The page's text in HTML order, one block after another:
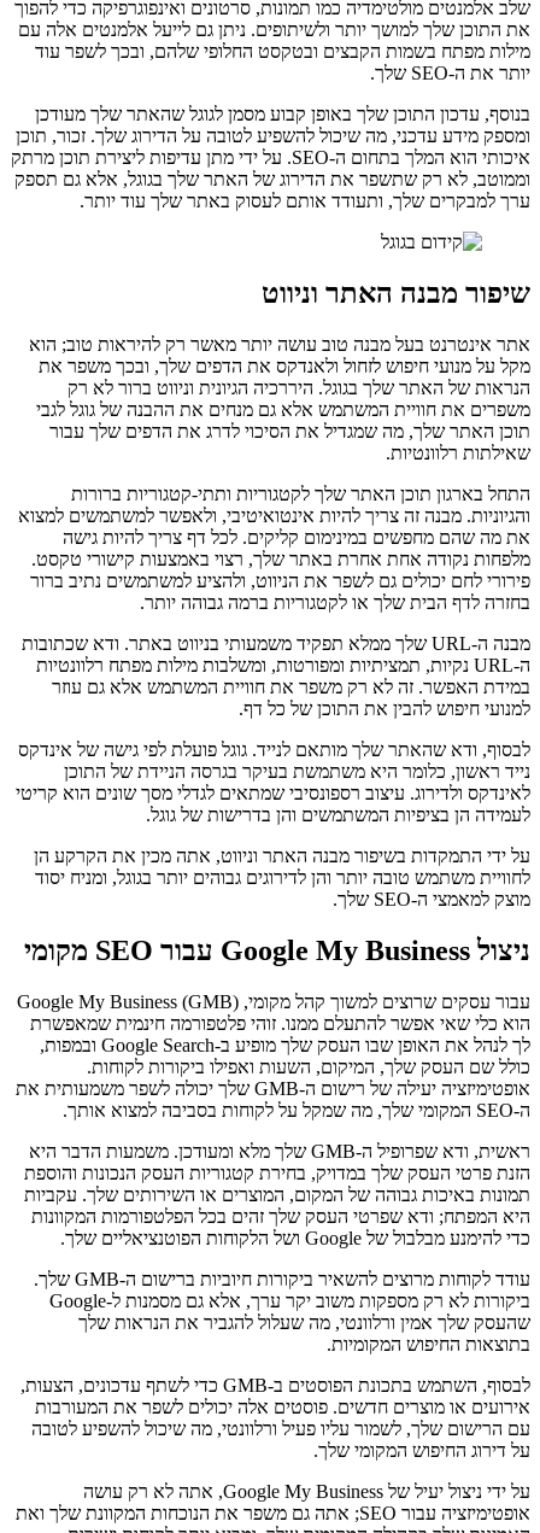
שלב אלמנטים מולטימדיה כמו תמונות, סרטונים ואינפוגרפיקה כדי להפוך
את התוכן שלך למושך יותר ולשיתופים. ניתן גם לייעל אלמנטים אלה עם
מילות מפתח בשמות הקבצים ובטקסט החלופי שלהם, ובכך לשפר עוד
יותר את ה-SEO שלך.
בנוסף, עדכון התוכן שלך באופן קבוע מסמן לגוגל שהאתר שלך מעודכן
ומספק מידע עדכני, מה שיכול להשפיע לטובה על הדירוג שלך. זכור, תוכן
איכותי הוא המלך בתחום ה-SEO. על ידי מתן עדיפות ליצירת תוכן מרתק
וממוטב, לא רק שתשפר את הדירוג של האתר שלך בגוגל, אלא גם תספק
ערך למבקרים שלך, ותעודד אותם לעסוק באתר שלך עוד יותר.
שיפור מבנה האתר וניווט
אתר אינטרנט בעל מבנה טוב עושה יותר מאשר רק להיראות טוב; הוא
מקל על מנועי חיפוש לזחול ולאנדקס את הדפים שלך, ובכך משפר את
הנראות של האתר שלך בגוגל. היררכיה הגיונית וניווט ברור לא רק
משפרים את חוויית המשתמש אלא גם מנחים את ההבנה של גוגל לגבי
תוכן האתר שלך, מה שמגדיל את הסיכוי לדרג את הדפים שלך עבור
שאילתות רלוונטיות.
התחל בארגון תוכן האתר שלך לקטגוריות ותתי-קטגוריות ברורות
והגיוניות. מבנה זה צריך להיות אינטואיטיבי, ולאפשר למשתמשים למצוא
את מה שהם מחפשים במינימום קליקים. לכל דף צריך להיות גישה
מלפחות נקודה אחת אחרת באתר שלך, רצוי באמצעות קישורי טקסט.
פירורי לחם יכולים גם לשפר את הניווט, ולהציע למשתמשים נתיב ברור
בחזרה לדף הבית שלך או לקטגוריות ברמה גבוהה יותר.
מבנה ה-URL שלך ממלא תפקיד משמעותי בניווט באתר. ודא שכתובות
ה-URL נקיות, תמציתיות ומפורטות, ומשלבות מילות מפתח רלוונטיות
במידת האפשר. זה לא רק משפר את חוויית המשתמש אלא גם עוזר
למנועי חיפוש להבין את התוכן של כל דף.
לבסוף, ודא שהאתר שלך מותאם לנייד. גוגל פועלת לפי גישה של אינדקס
נייד ראשון, כלומר היא משתמשת בעיקר בגרסה הניידת של התוכן
לאינדקס ולדירוג. עיצוב רספונסיבי שמתאים לגדלי מסך שונים הוא קריטי
לעמידה הן בציפיות המשתמשים והן בדרישות של גוגל.
על ידי התמקדות בשיפור מבנה האתר וניווט, אתה מכין את הקרקע הן
לחוויית משתמש טובה יותר והן לדירוגים גבוהים יותר בגוגל, ומניח יסוד
מוצק למאמצי ה-SEO שלך.
ניצול Google My Business עבור SEO מקומי
עבור עסקים שרוצים למשוך קהל מקומי, Google My Business (GMB)
הוא כלי שאי אפשר להתעלם ממנו. זוהי פלטפורמה חינמית שמאפשרת
לך לנהל את האופן שבו העסק שלך מופיע ב-Google Search ובמפות,
כולל שם העסק שלך, המיקום, השעות ואפילו ביקורות לקוחות.
אופטימיזציה יעילה של רישום ה-GMB שלך יכולה לשפר משמעותית את
ה-SEO המקומי שלך, מה שמקל על לקוחות בסביבה למצוא אותך.
ראשית, ודא שפרופיל ה-GMB שלך מלא ומעודכן. משמעות הדבר היא
הזנת פרטי העסק שלך במדויק, בחירת קטגוריות העסק הנכונות והוספת
תמונות באיכות גבוהה של המקום, המוצרים או השירותים שלך. עקביות
היא המפתח; ודא שפרטי העסק שלך זהים בכל הפלטפורמות המקוונות
כדי להימנע מבלבול של Google ושל הלקוחות הפוטנציאליים שלך.
עודד לקוחות מרוצים להשאיר ביקורות חיוביות ברישום ה-GMB שלך.
ביקורות לא רק מספקות משוב יקר ערך, אלא גם מסמנות ל-Google
שהעסק שלך אמין ורלוונטי, מה שעלול להגביר את הנראות שלך
בתוצאות החיפוש המקומיות.
לבסוף, השתמש בתכונת הפוסטים ב-GMB כדי לשתף עדכונים, הצעות,
אירועים או מוצרים חדשים. פוסטים אלה יכולים לשפר את המעורבות
עם הרישום שלך, לשמור עליו פעיל ורלוונטי, מה שיכול להשפיע לטובה
על דירוג החיפוש המקומי שלך.
על ידי ניצול יעיל של Google My Business, אתה לא רק עושה
אופטימיזציה עבור SEO; אתה גם משפר את הנוכחות המקוונת שלך ואת